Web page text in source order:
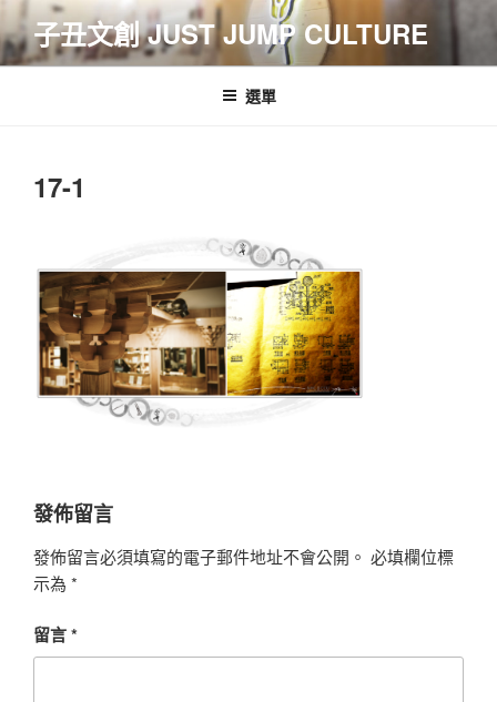
跳
至
主
子丑文創 JUST JUMP CULTURE
選單
17-1
發佈留言
發佈留言必須填寫的電子郵件地址不會公開。 必填欄位標
示為 *
留言*